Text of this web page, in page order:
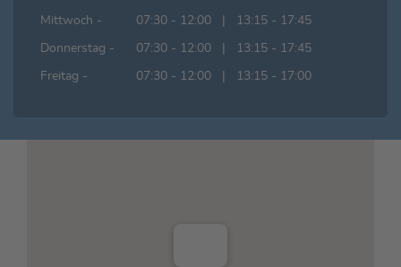
Mittwoch - 07:30 - 12:00 | 13:15 - 17:45
Donnerstag - 07:30 - 12:00 | 13:15 - 17:45
Freitag - 07:30 - 12:00 | 13:15 - 17:00